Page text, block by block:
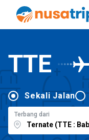
TTE
Sekali Jalan
Terbang dari